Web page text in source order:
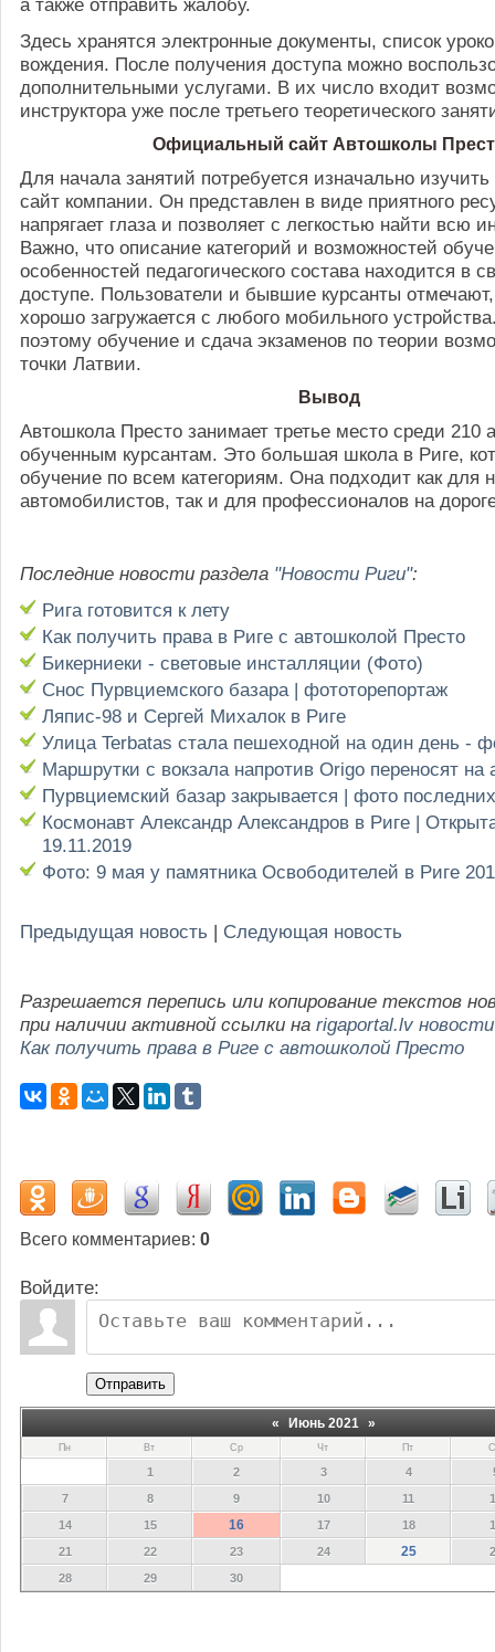
а также отправить жалобу.
Здесь хранятся электронные документы, список
вождения. После получения доступа можно
дополнительными услугами. В их число входит
инструктора уже после третьего теоретического
Официальный сайт Автошколы
Для начала занятий потребуется изначально
сайт компании. Он представлен в виде приятного
напрягает глаза и позволяет с легкостью найти всю
Важно, что описание категорий и возможностей
особенностей педагогического состава находится в
доступе. Пользователи и бывшие курсанты
хорошо загружается с любого мобильного
поэтому обучение и сдача экзаменов по теории
точки Латвии.
Вывод
Автошкола Престо занимает третье место среди 210
обученным курсантам. Это большая школа в Риге,
обучение по всем категориям. Она подходит как для
автомобилистов, так и для профессионалов на
Последние новости раздела "Новости Риги":
Рига готовится к лету
Как получить права в Риге с автошколой Престо
Бикерниеки - световые инсталляции (Фото)
Снос Пурвциемского базара | фототорепортаж
Ляпис-98 и Сергей Михалок в Риге
Улица Terbatas стала пешеходной на один день -
Маршрутки с вокзала напротив Origo переносят на
Пурвциемский базар закрывается | фото
Космонавт Александр Александров в Риге |
19.11.2019
Фото: 9 мая у памятника Освободителей в Риге
Предыдущая новость | Следующая новость
Разрешается перепись или копирование текстов
при наличии активной ссылки на rigaportal.lv новости
Как получить права в Риге с автошколой Престо
Всего комментариев: 0
Войдите:
Отправить
« Июнь 2021 »
Пн Вт Ср Чт Пт
1 2 3 4
7
8 9 10 11
14
15 16 17 18
21
22 23 24 25
28
29 30